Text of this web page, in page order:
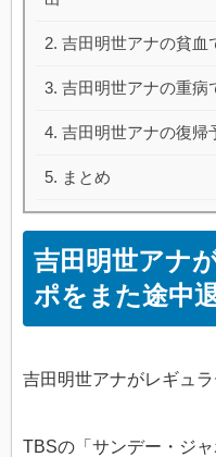
吉田明世アナの貧血
吉田明世アナの重病
吉田明世アナの復帰
まとめ
吉田明世アナ
ポをまた途中
吉田明世アナがレギュ
TBSの「サンデー・ジ